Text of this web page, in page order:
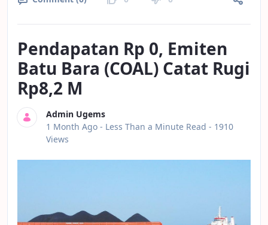
Pendapatan Rp 0, Emiten
Batu Bara (COAL) Catat Rugi
Rp8,2 M
Admin Ugems
Published Date
1 Month Ago - Less Than a Minute Read - 1910
Views